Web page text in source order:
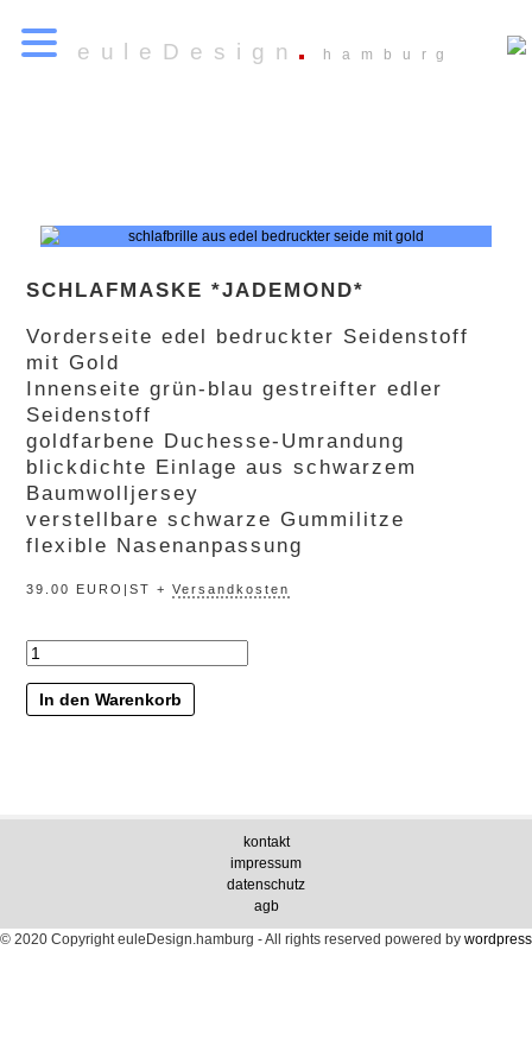
euleDesign hamburg
SCHLAFMASKE *JADEMOND*
Vorderseite edel bedruckter Seidenstoff
mit Gold
Innenseite grün-blau gestreifter edler
Seidenstoff
goldfarbene Duchesse-Umrandung
blickdichte Einlage aus schwarzem
Baumwolljersey
verstellbare schwarze Gummilitze
flexible Nasenanpassung
39.00 EURO|ST +Versandkosten
Menge
In den Warenkorb
kontakt
impressum
datenschutz
agb
© 2020 Copyright euleDesign.hamburg - All rights reserved powered by wordpress